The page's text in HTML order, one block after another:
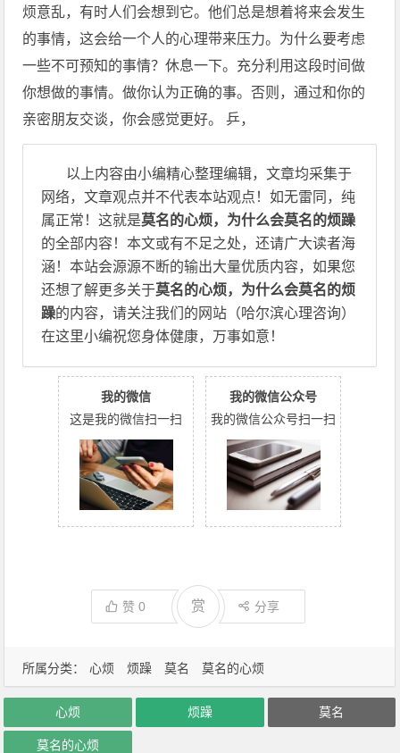
所属分类： 心烦 烦躁 莫名 莫名的心烦
烦意乱，有时人们会想到它。他们总是想着将来会发生
的事情，这会给一个人的心理带来压力。为什么要考虑
一些不可预知的事情？休息一下。充分利用这段时间做
你想做的事情。做你认为正确的事。否则，通过和你的
亲密朋友交谈，你会感觉更好。 乒，
以上内容由小编精心整理编辑，文章均采集于
网络，文章观点并不代表本站观点！如无雷同，纯
属正常！这就是莫名的心烦，为什么会莫名的烦躁
的全部内容！本文或有不足之处，还请广大读者海
涵！本站会源源不断的输出大量优质内容，如果您
还想了解更多关于莫名的心烦，为什么会莫名的烦
躁的内容，请关注我们的网站（哈尔滨心理咨询）
在这里小编祝您身体健康，万事如意！
我的微信
这是我的微信扫一扫
我的微信公众号
我的微信公众号扫一扫
赞0 赏 分享
心烦 烦躁 莫名
莫名的心烦